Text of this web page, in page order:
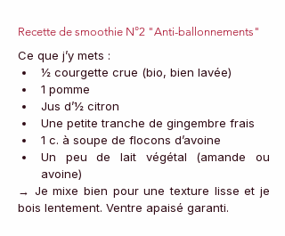
Recette de smoothie N°2 "Anti-ballonnements"
Ce que j’y mets :
½ courgette crue (bio, bien lavée)
1 pomme
Jus d’½ citron
Une petite tranche de gingembre frais
1 c. à soupe de flocons d’avoine
Un peu de lait végétal (amande ou
avoine)
→ Je mixe bien pour une texture lisse et je
bois lentement. Ventre apaisé garanti.